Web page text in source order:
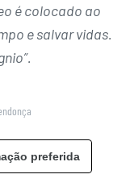
é colocado ao
e salvar vidas.
preferida